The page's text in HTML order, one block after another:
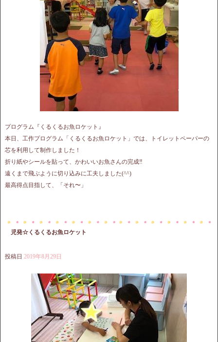
プログラム『くるくるお魚ロケット』
本日、工作プログラム「くるくるお魚ロケット」では、トイレットペーパーの
芯を利用して制作しました！
折り紙やシールを貼って、かわいいお魚さんの完成‼︎
遠くまで飛ぶように切り込みに工夫しました(^^)
最高得点目指して、「それ〜」
児発☆くるくるお魚ロケット
投稿日 2019年8月29日